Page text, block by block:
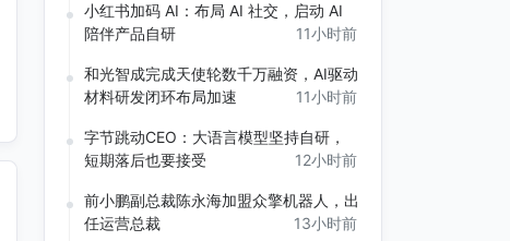
11小时前
小红书加码 AI：布局 AI 社交，启动 AI
陪伴产品自研
11小时前
和光智成完成天使轮数千万融资，AI驱动
材料研发闭环布局加速
12小时前
字节跳动CEO：大语言模型坚持自研，
短期落后也要接受
13小时前
前小鹏副总裁陈永海加盟众擎机器人，出
任运营总裁